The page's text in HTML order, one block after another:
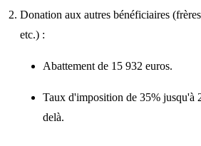
Donation aux autres bénéficiaires
etc.) :
Abattement de 15 932 euros.
Taux d'imposition de 35% jusqu'à
delà.